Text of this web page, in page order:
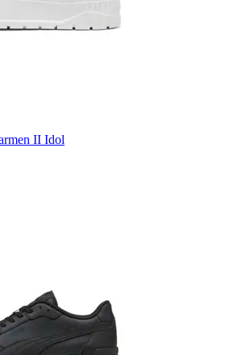
II Idol